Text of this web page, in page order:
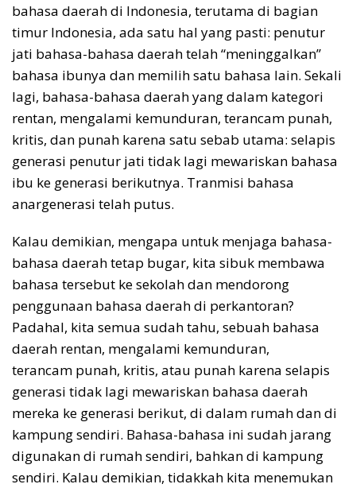
bahasa daerah di Indonesia, terutama di bagian
timur Indonesia, ada satu hal yang pasti: penutur
jati bahasa-bahasa daerah telah “meninggalkan”
bahasa ibunya dan memilih satu bahasa lain. Sekali
lagi, bahasa-bahasa daerah yang dalam kategori
rentan, mengalami kemunduran, terancam punah,
kritis, dan punah karena satu sebab utama: selapis
generasi penutur jati tidak lagi mewariskan bahasa
ibu ke generasi berikutnya. Tranmisi bahasa
anargenerasi telah putus.
Kalau demikian, mengapa untuk menjaga bahasa-
bahasa daerah tetap bugar, kita sibuk membawa
bahasa tersebut ke sekolah dan mendorong
penggunaan bahasa daerah di perkantoran?
Padahal, kita semua sudah tahu, sebuah bahasa
daerah rentan, mengalami kemunduran,
terancam punah, kritis, atau punah karena selapis
generasi tidak lagi mewariskan bahasa daerah
mereka ke generasi berikut, di dalam rumah dan di
kampung sendiri. Bahasa-bahasa ini sudah jarang
digunakan di rumah sendiri, bahkan di kampung
sendiri. Kalau demikian, tidakkah kita menemukan